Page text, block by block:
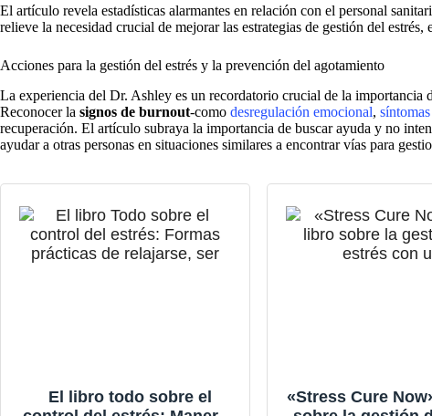
El artículo revela estadísticas alarmantes en relación con el personal
relieve la necesidad crucial de mejorar las estrategias de gestión del estrés,
Acciones para la gestión del estrés y la prevención del agotamiento
La experiencia del Dr. Ashley es un recordatorio crucial de la importancia
Reconocer la signos de burnout-como desregulación emocional,
recuperación. El artículo subraya la importancia de buscar ayuda y no
ayudar a otras personas en situaciones similares a encontrar vías para
El libro todo sobre el
«Stress Cure